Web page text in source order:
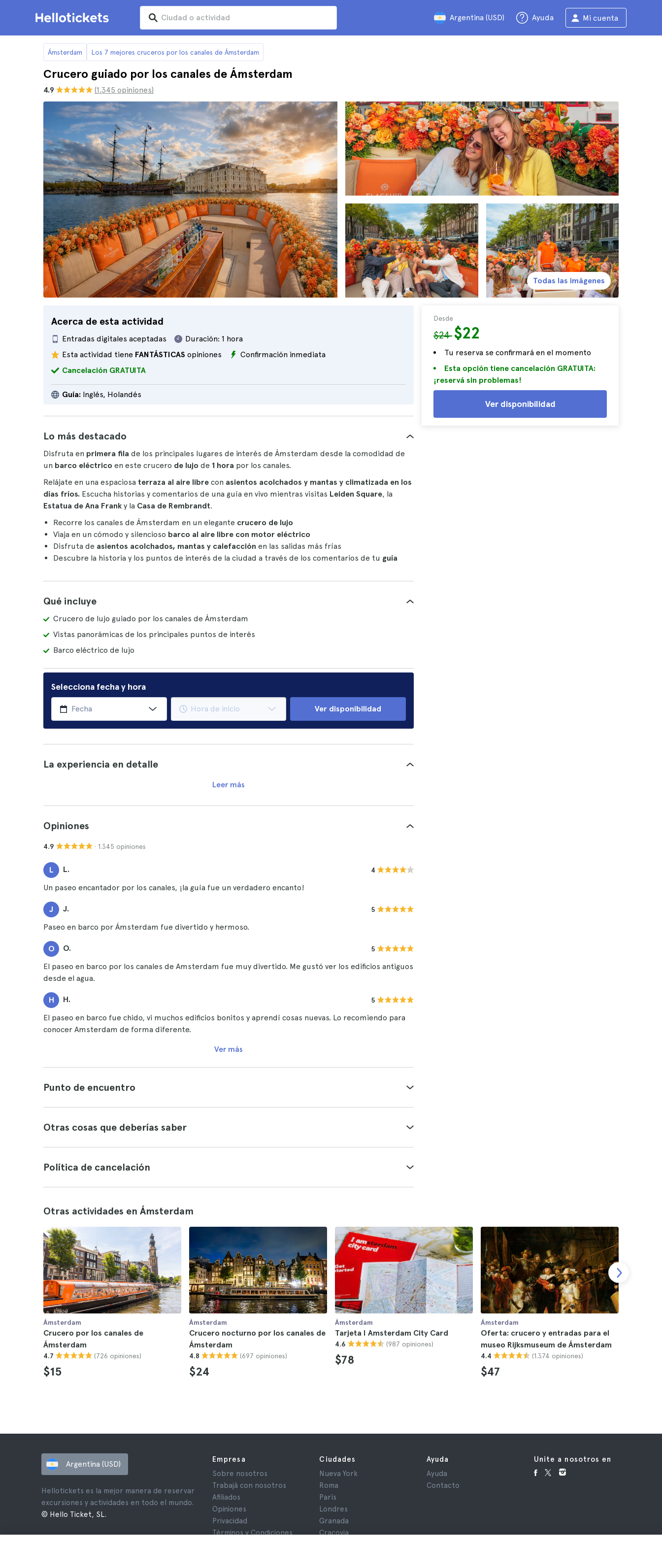
Argentina (USD) Ayuda Mi cuenta
Ámsterdam Los 7 mejores cruceros por los canales de Ámsterdam
Crucero guiado por los canales de Ámsterdam
4.9 (1.345 opiniones)
Acerca de esta actividad
Entradas digitales aceptadas Duración: 1 hora
Esta actividad tiene FANTÁSTICAS opiniones
Confirmación inmediata
Cancelación GRATUITA
Guía: Inglés, Holandés
Desde
$24$22
Tu reserva se confirmará en el momento
Esta opción tiene cancelación GRATUITA:
¡reservá sin problemas!
Ver disponibilidad
Todas las imágenes
Lo más destacado
Disfruta en primera fila de los principales lugares de interés de Ámsterdam desde la comodidad de
un barco eléctrico en este crucero de lujo de 1 hora por los canales.
Relájate en una espaciosa terraza al aire libre con asientos acolchados y mantas y climatizada en los
días fríos. Escucha historias y comentarios de una guía en vivo mientras visitas Leiden Square, la
Estatua de Ana Frank y la Casa de Rembrandt.
Recorre los canales de Ámsterdam en un elegante crucero de lujo
Viaja en un cómodo y silencioso barco al aire libre con motor eléctrico
Disfruta de asientos acolchados, mantas y calefacción en las salidas más frías
Descubre la historia y los puntos de interés de la ciudad a través de los comentarios de tu guía
Qué incluye
Crucero de lujo guiado por los canales de Ámsterdam
Vistas panorámicas de los principales puntos de interés
Barco eléctrico de lujo
Selecciona fecha y hora
Ver disponibilidad
La experiencia en detalle
Leer más
Opiniones
4.9 · 1.345 opiniones
L L. 4
Un paseo encantador por los canales, ¡la guía fue un verdadero encanto!
J J. 5
Paseo en barco por Ámsterdam fue divertido y hermoso.
O O. 5
El paseo en barco por los canales de Amsterdam fue muy divertido. Me gustó ver los edificios antiguos
desde el agua.
H H. 5
El paseo en barco fue chido, vi muchos edificios bonitos y aprendí cosas nuevas. Lo recomiendo para
conocer Amsterdam de forma diferente.
Ver más
Punto de encuentro
Otras cosas que deberías saber
Política de cancelación
Otras actividades en Ámsterdam
Ámsterdam
Crucero por los canales de
Ámsterdam
4.7 (726 opiniones)
$15
Ámsterdam
Crucero nocturno por los canales de
Ámsterdam
4.8 (697 opiniones)
$24
Ámsterdam
Tarjeta I Amsterdam City Card
4.6 (987 opiniones)
$78
Ámsterdam
Oferta: crucero y entradas para el
museo Rijksmuseum de Ámsterdam
4.4 (1.374 opiniones)
$47
Argentina (USD)
Hellotickets es la mejor manera de reservar
excursiones y actividades en todo el mundo.
© Hello Ticket, SL.
Empresa
Sobre nosotros
Trabajá con nosotros
Afiliados
Opiniones
Privacidad
Términos y Condiciones
Ciudades
Nueva York
Roma
París
Londres
Granada
Cracovia
Ayuda
Ayuda
Contacto
Unite a nosotros en